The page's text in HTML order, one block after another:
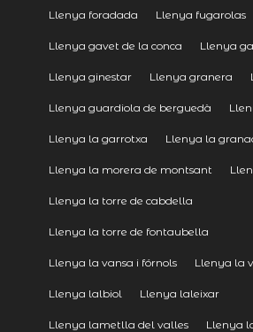
Llenya foradada Llenya fugarolas
Llenya gavet de la conca Llenya
Llenya ginestar Llenya granera
Llenya guardiola de berguedà
Llenya la garrotxa Llenya la
Llenya la morera de montsant
Llenya la torre de cabdella
Llenya la torre de fontaubella
Llenya la vansa i fórnols Llenya la
Llenya lalbiol Llenya laleixar
Llenya lametlla del valles Llenya